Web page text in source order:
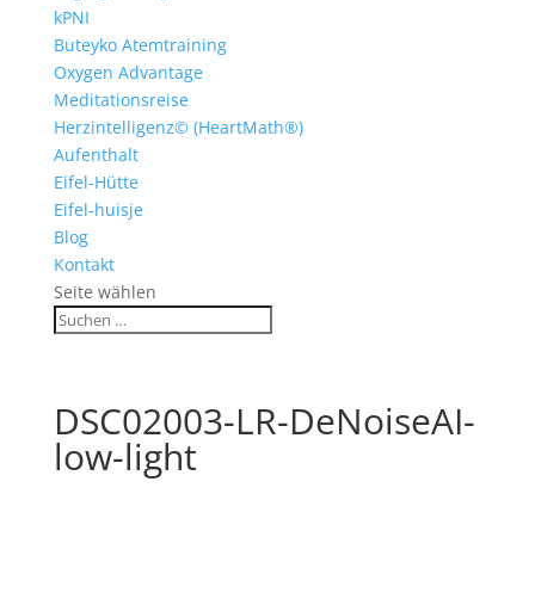
kPNI
Buteyko Atemtraining
Oxygen Advantage
Meditationsreise
Herzintelligenz© (HeartMath®)
Aufenthalt
Eifel-Hütte
Eifel-huisje
Blog
Kontakt
Seite wählen
DSC02003-LR-DeNoiseAI-
low-light